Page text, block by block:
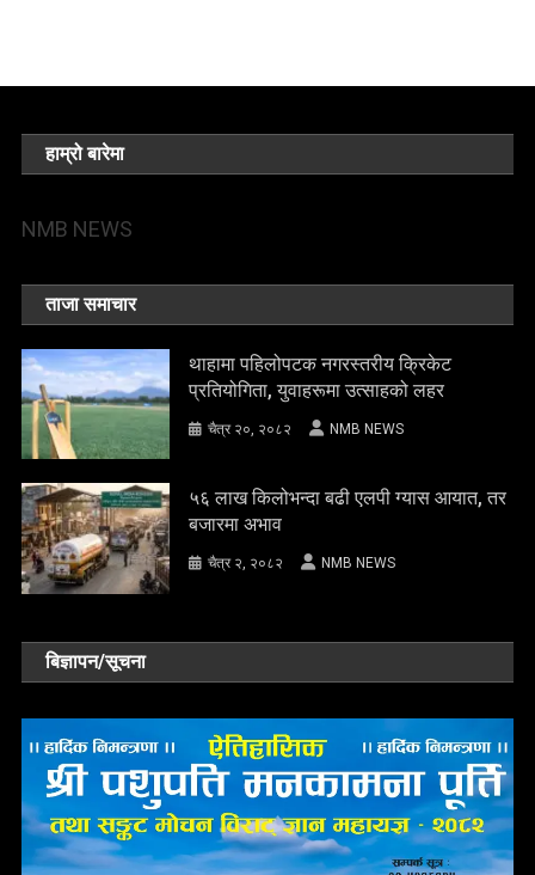
हाम्रो बारेमा
NMB NEWS
ताजा समाचार
थाहामा पहिलोपटक नगरस्तरीय क्रिकेट
प्रतियोगिता, युवाहरूमा उत्साहको लहर
चैत्र २०, २०८२ NMB NEWS
५६ लाख किलोभन्दा बढी एलपी ग्यास आयात, तर
बजारमा अभाव
चैत्र २, २०८२ NMB NEWS
बिज्ञापन/सूचना